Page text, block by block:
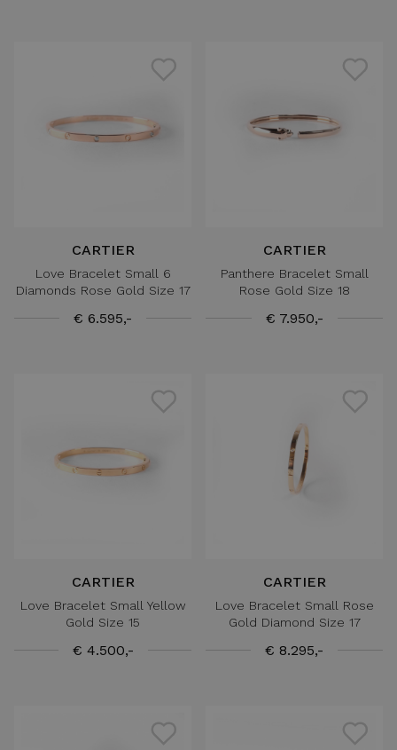
CARTIER
Love Bracelet Small 6
Diamonds Rose Gold Size 17
€ 6.595,-
CARTIER
Panthere Bracelet Small
Rose Gold Size 18
€ 7.950,-
CARTIER
Love Bracelet Small Yellow
Gold Size 15
€ 4.500,-
CARTIER
Love Bracelet Small Rose
Gold Diamond Size 17
€ 8.295,-